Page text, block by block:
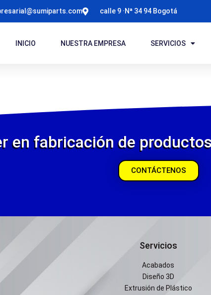
calle 9 ·Nª 34 94 Bogotá
INICIO NUESTRA EMPRESA SERVICIOS
en fabricación de
CONTÁCTENOS
Servicios
Acabados
Diseño 3D
Extrusión de Plástico